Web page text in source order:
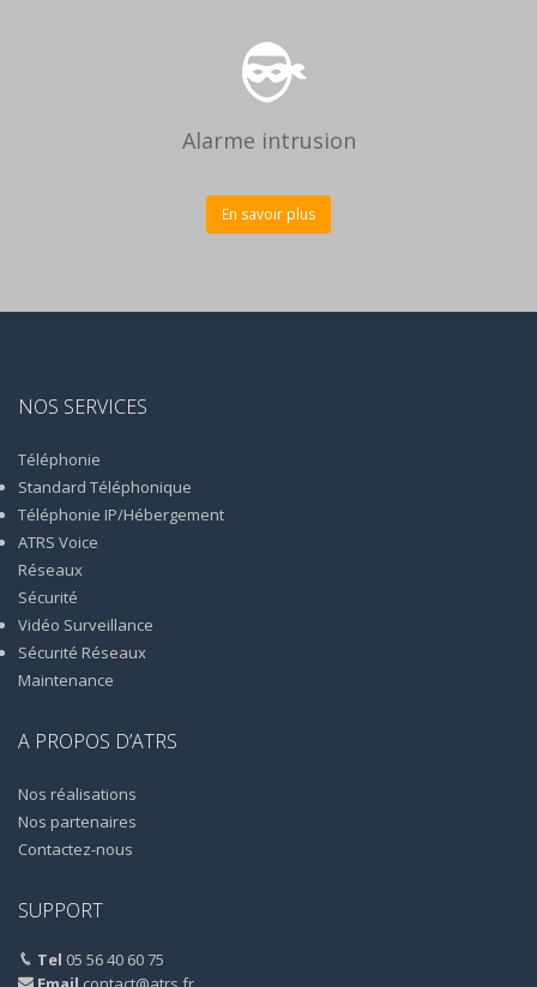
Alarme intrusion
En savoir plus
NOS SERVICES
Téléphonie
Standard Téléphonique
Téléphonie IP/Hébergement
ATRS Voice
Réseaux
Sécurité
Vidéo Surveillance
Sécurité Réseaux
Maintenance
A PROPOS D’ATRS
Nos réalisations
Nos partenaires
Contactez-nous
SUPPORT
Tel 05 56 40 60 75